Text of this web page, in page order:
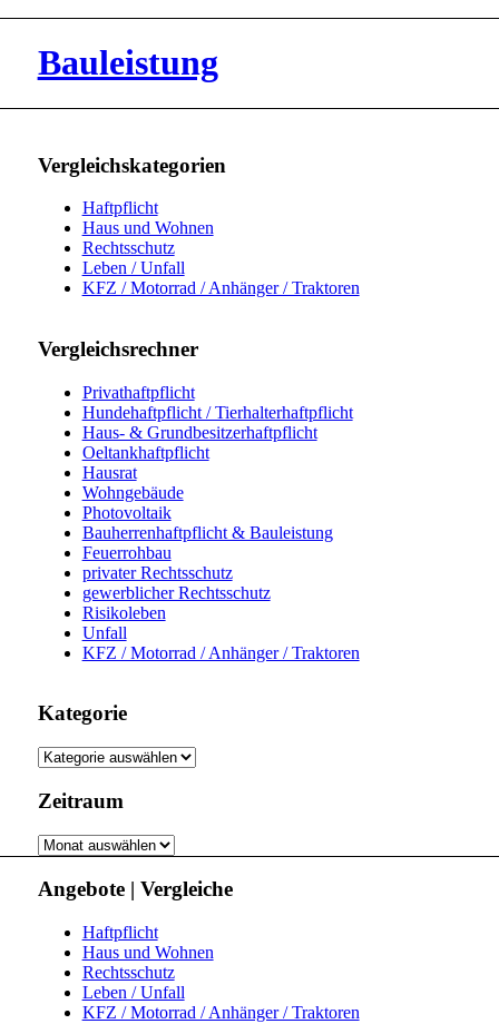
Bauleistung
Vergleichskategorien
Haftpflicht
Haus und Wohnen
Rechtsschutz
Leben / Unfall
KFZ / Motorrad / Anhänger / Traktoren
Vergleichsrechner
Privathaftpflicht
Hundehaftpflicht / Tierhalterhaftpflicht
Haus- & Grundbesitzerhaftpflicht
Oeltankhaftpflicht
Hausrat
Wohngebäude
Photovoltaik
Bauherrenhaftpflicht & Bauleistung
Feuerrohbau
privater Rechtsschutz
gewerblicher Rechtsschutz
Risikoleben
Unfall
KFZ / Motorrad / Anhänger / Traktoren
Kategorie
Kategorie
Zeitraum
Zeitraum
Angebote | Vergleiche
Haftpflicht
Haus und Wohnen
Rechtsschutz
Leben / Unfall
KFZ / Motorrad / Anhänger / Traktoren